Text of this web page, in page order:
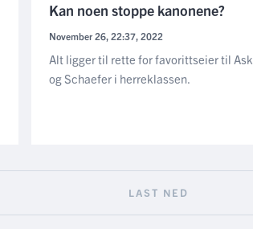
Kan noen stoppe kanonene?
November 26, 22:37, 2022
Alt ligger til rette for favorittseier til Ask
og Schaefer i herreklassen.
LAST NED